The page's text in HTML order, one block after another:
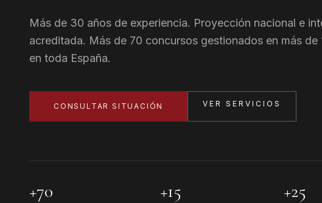
Más de 30 años de experiencia. Proyección nacional e
acreditada. Más de 70 concursos gestionados en más de
en toda España.
CONSULTAR SITUACIÓN VER SERVICIOS
+70 +15 +25